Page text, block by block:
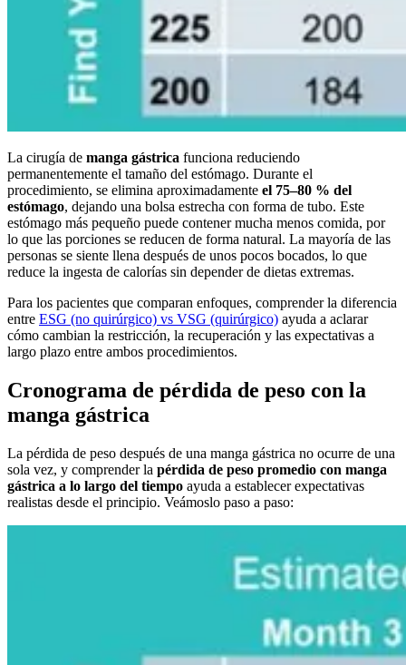
La cirugía de manga gástrica funciona reduciendo
permanentemente el tamaño del estómago. Durante el
procedimiento, se elimina aproximadamente el 75–80 % del
estómago, dejando una bolsa estrecha con forma de tubo. Este
estómago más pequeño puede contener mucha menos comida, por
lo que las porciones se reducen de forma natural. La mayoría de las
personas se siente llena después de unos pocos bocados, lo que
reduce la ingesta de calorías sin depender de dietas extremas.
Para los pacientes que comparan enfoques, comprender la diferencia
entre ESG (no quirúrgico) vs VSG (quirúrgico) ayuda a aclarar
cómo cambian la restricción, la recuperación y las expectativas a
largo plazo entre ambos procedimientos.
Cronograma de pérdida de peso con la
manga gástrica
La pérdida de peso después de una manga gástrica no ocurre de una
sola vez, y comprender la pérdida de peso promedio con manga
gástrica a lo largo del tiempo ayuda a establecer expectativas
realistas desde el principio. Veámoslo paso a paso: